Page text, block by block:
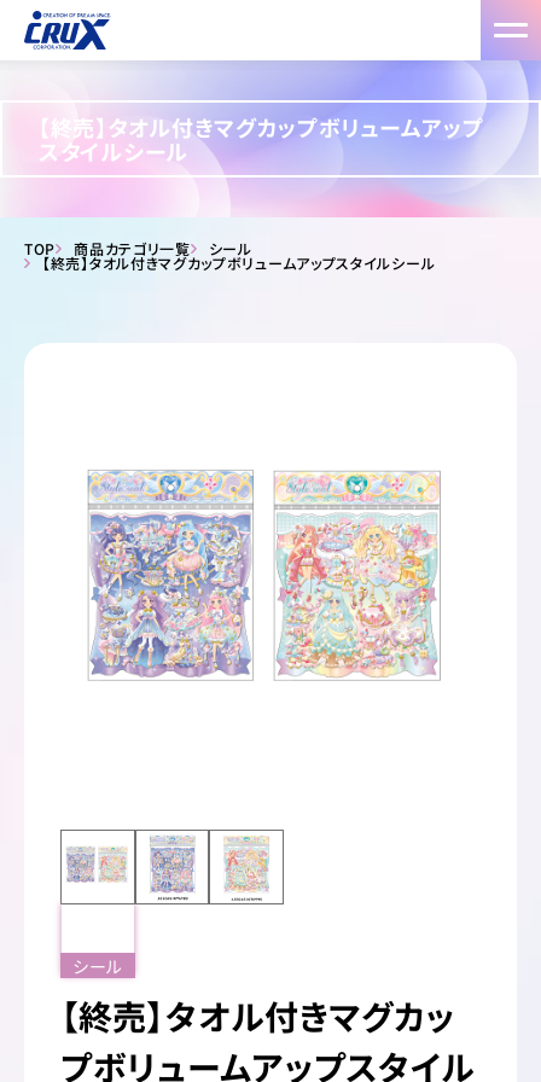
【終売】タオル付きマグカップボリュームアップ
スタイルシール
TOP 商品カテゴリ一覧 シール
【終売】タオル付きマグカップボリュームアップスタイルシール
シール
【終売】タオル付きマグカッ
プボリュームアップスタイル